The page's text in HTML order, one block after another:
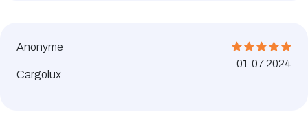
Anonyme
Cargolux
01.07.2024